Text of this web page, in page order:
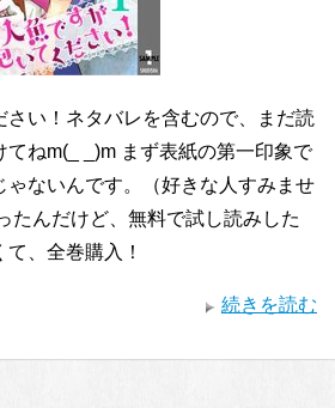
さい！ネタバレを含むので、まだ読
てねm(_ _)m まず表紙の第一印象で
ゃないんです。（好きな人すみませ
たんだけど、無料で試し読みした
、全巻購入！
続きを読む